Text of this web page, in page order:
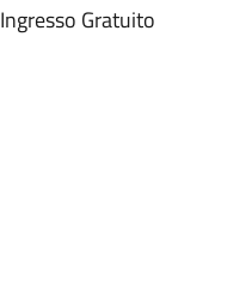
Ingresso Gratuito